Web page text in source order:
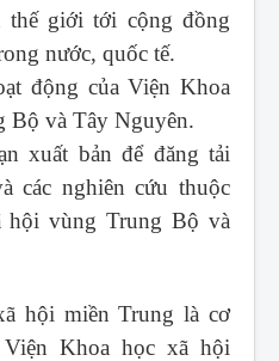
thế giới tới cộng đồng
nước, quốc tế.
động của Viện Khoa
Bộ và Tây Nguyên.
xuất bản để đăng tải
các nghiên cứu thuộc
hội vùng Trung Bộ và
hội miền Trung là cơ
Khoa học xã hội